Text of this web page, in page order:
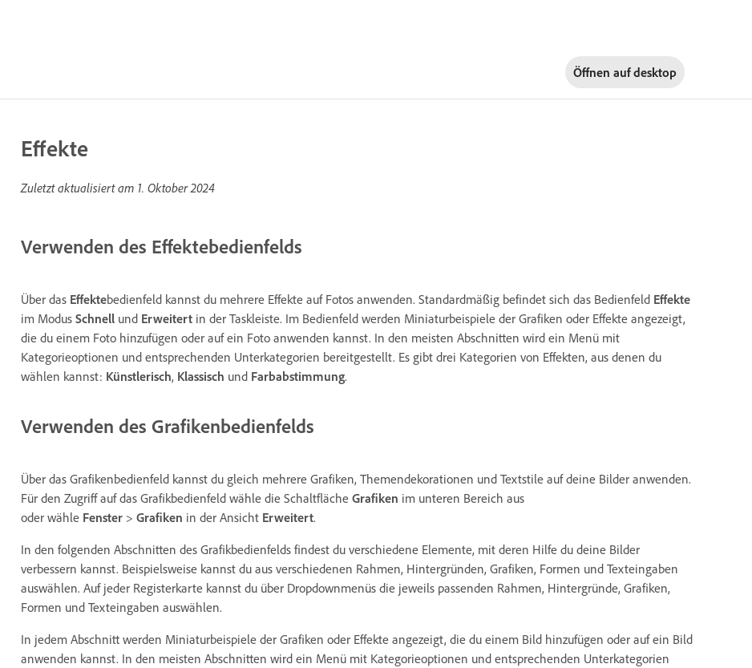
Öffnen aufdesktop
Effekte
Zuletzt aktualisiert am 1. Oktober 2024
Verwenden des Effektebedienfelds
Über das Effektebedienfeld kannst du mehrere Effekte auf Fotos anwenden. Standardmäßig befindet sich das Bedienfeld Effekte
im Modus Schnell und Erweitert in der Taskleiste. Im Bedienfeld werden Miniaturbeispiele der Grafiken oder Effekte angezeigt,
die du einem Foto hinzufügen oder auf ein Foto anwenden kannst. In den meisten Abschnitten wird ein Menü mit
Kategorieoptionen und entsprechenden Unterkategorien bereitgestellt. Es gibt drei Kategorien von Effekten, aus denen du
wählen kannst: Künstlerisch, Klassisch und Farbabstimmung.
Verwenden des Grafikenbedienfelds
Über das Grafikenbedienfeld kannst du gleich mehrere Grafiken, Themendekorationen und Textstile auf deine Bilder anwenden.
Für den Zugriff auf das Grafikbedienfeld wähle die Schaltfläche Grafiken im unteren Bereich aus
oder wähle Fenster > Grafiken in der Ansicht Erweitert.
In den folgenden Abschnitten des Grafikbedienfelds findest du verschiedene Elemente, mit deren Hilfe du deine Bilder
verbessern kannst. Beispielsweise kannst du aus verschiedenen Rahmen, Hintergründen, Grafiken, Formen und Texteingaben
auswählen. Auf jeder Registerkarte kannst du über Dropdownmenüs die jeweils passenden Rahmen, Hintergründe, Grafiken,
Formen und Texteingaben auswählen.
In jedem Abschnitt werden Miniaturbeispiele der Grafiken oder Effekte angezeigt, die du einem Bild hinzufügen oder auf ein Bild
anwenden kannst. In den meisten Abschnitten wird ein Menü mit Kategorieoptionen und entsprechenden Unterkategorien